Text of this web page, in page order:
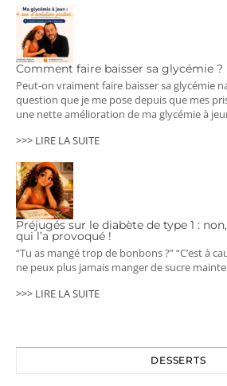
Comment faire baisser sa glycémie ?
Peut-on vraiment faire baisser sa glycémie
question que je me pose depuis que mes
une nette amélioration de ma glycémie à
>>> LIRE LA SUITE
Préjugés sur le diabète de type 1 :
qui l’a provoqué !
“Tu as mangé trop de bonbons ?” “C’est à
ne peux plus jamais manger de sucre
>>> LIRE LA SUITE
DESSERTS